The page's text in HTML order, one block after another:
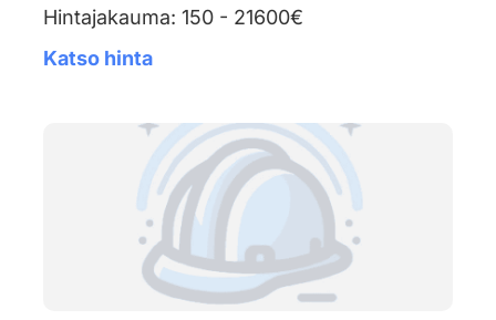
Hintajakauma: 150 - 21600€
Katso hinta